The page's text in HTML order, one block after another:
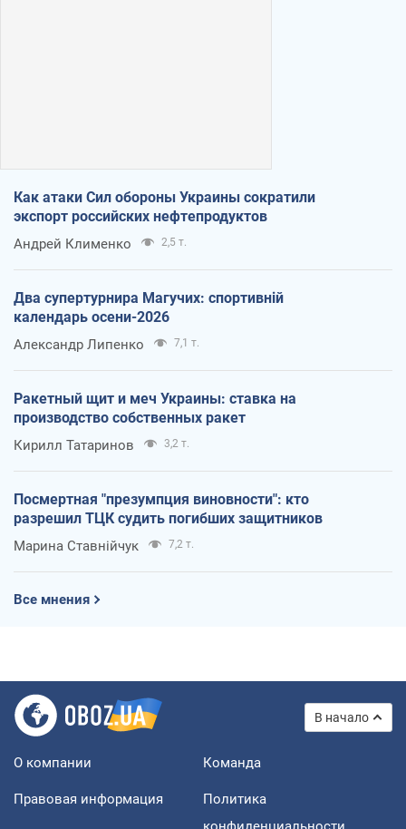
Как атаки Сил обороны Украины сократили
экспорт российских нефтепродуктов
Андрей Клименко 2,5 т.
Два супертурнира Магучих: спортивній
календарь осени-2026
Александр Липенко 7,1 т.
Ракетный щит и меч Украины: ставка на
производство собственных ракет
Кирилл Татаринов 3,2 т.
Посмертная "презумпция виновности": кто
разрешил ТЦК судить погибших защитников
Марина Ставнійчук 7,2 т.
Все мнения
В начало
О компании Команда
Правовая информация
Политика